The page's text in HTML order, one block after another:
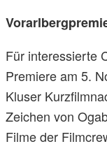
Für interessierte
Premiere am 5.
Kluser
Zeichen von
Filme der